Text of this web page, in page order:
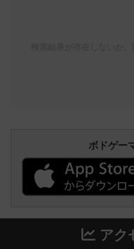
ボドゲー
アク